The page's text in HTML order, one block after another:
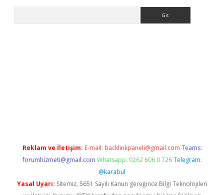
Reklam ve İletişim: E-mail: backlinkpaneli@gmail.com Teams:
forumhizmeti@gmail.com Whatsapp: 0262 606 0 726 Telegram:
@karabul
Yasal Uyarı: Sitemiz, 5651 Sayılı Kanun gereğince Bilgi Teknolojileri